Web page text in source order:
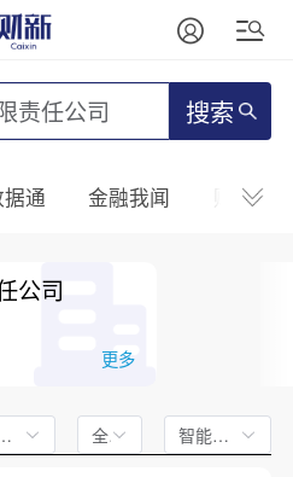
搜索
通 金融我闻 财新
公司
更多
限 全文 智能排序